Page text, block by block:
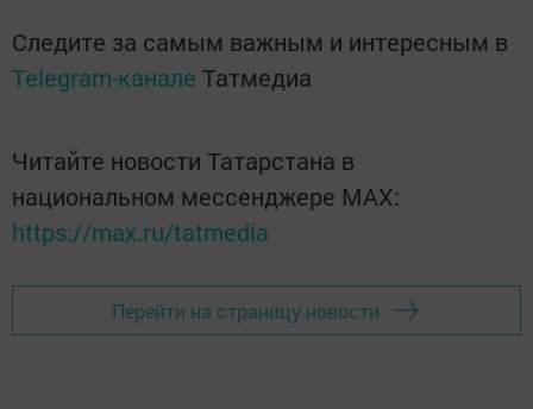
Следите за самым важным и интересным в
Telegram-канале Татмедиа
Читайте новости Татарстана в
национальном мессенджере MАХ:
https://max.ru/tatmedia
Перейти на страницу новости